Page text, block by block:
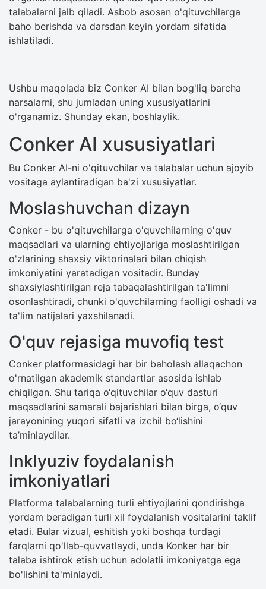
talabalarni jalb qiladi. Asbob asosan o'qituvchilarga
baho berishda va darsdan keyin yordam sifatida
ishlatiladi.
Ushbu maqolada biz Conker AI bilan bog'liq barcha
narsalarni, shu jumladan uning xususiyatlarini
o'rganamiz. Shunday ekan, boshlaylik.
Conker AI xususiyatlari
Bu Conker AI-ni o'qituvchilar va talabalar uchun ajoyib
vositaga aylantiradigan ba'zi xususiyatlar.
Moslashuvchan dizayn
Conker - bu o'qituvchilarga o'quvchilarning o'quv
maqsadlari va ularning ehtiyojlariga moslashtirilgan
o'zlarining shaxsiy viktorinalari bilan chiqish
imkoniyatini yaratadigan vositadir. Bunday
shaxsiylashtirilgan reja tabaqalashtirilgan ta'limni
osonlashtiradi, chunki o'quvchilarning faolligi oshadi va
ta'lim natijalari yaxshilanadi.
O'quv rejasiga muvofiq test
Conker platformasidagi har bir baholash allaqachon
o'rnatilgan akademik standartlar asosida ishlab
chiqilgan. Shu tariqa o‘qituvchilar o‘quv dasturi
maqsadlarini samarali bajarishlari bilan birga, o‘quv
jarayonining yuqori sifatli va izchil bo‘lishini
ta’minlaydilar.
Inklyuziv foydalanish
imkoniyatlari
Platforma talabalarning turli ehtiyojlarini qondirishga
yordam beradigan turli xil foydalanish vositalarini taklif
etadi. Bular vizual, eshitish yoki boshqa turdagi
farqlarni qo'llab-quvvatlaydi, unda Konker har bir
talaba ishtirok etish uchun adolatli imkoniyatga ega
bo'lishini ta'minlaydi.